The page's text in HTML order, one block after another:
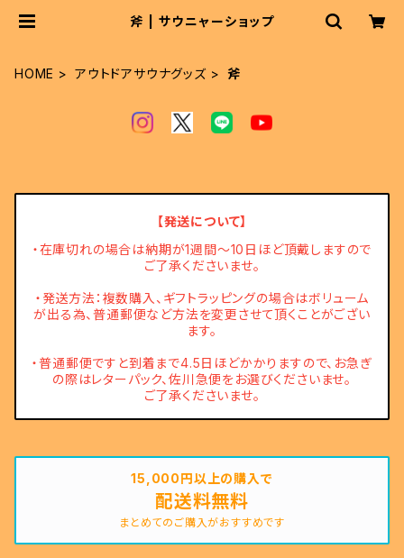
斧 | サウニャーショップ
HOME アウトドアサウナグッズ 斧
【発送について】
・在庫切れの場合は納期が1週間～10日ほど頂戴しますので
ご了承くださいませ。
・発送方法：複数購入、ギフトラッピングの場合はボリューム
が出る為、普通郵便など方法を変更させて頂くことがござい
ます。
・普通郵便ですと到着まで4.5日ほどかかりますので、お急ぎ
の際はレターパック、佐川急便をお選びくださいませ。
ご了承くださいませ。
15,000円以上の購入で
配送料無料
まとめてのご購入がおすすめです